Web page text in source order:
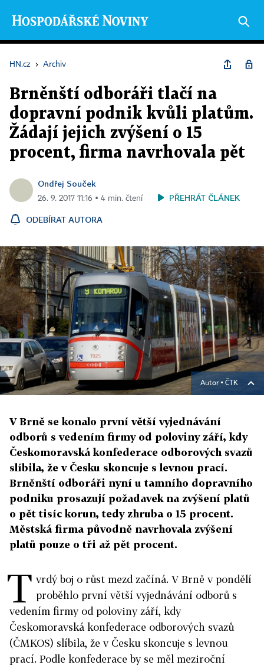
HN.cz › Archiv
Brněnští odboráři tlačí na
dopravní podnik kvůli platům.
Žádají jejich zvýšení o 15
procent, firma navrhovala pět
Ondřej Souček
26. 9. 2017 11:16 ▪ 4 min. čtení PŘEHRÁT ČLÁNEK
ODEBÍRAT AUTORA
Autor ▪ ČTK
V Brně se konalo první větší vyjednávání
odborů s vedením firmy od poloviny září, kdy
Českomoravská konfederace odborových svazů
slíbila, že v Česku skoncuje s levnou prací.
Brněnští odboráři nyní u tamního dopravního
podniku prosazují požadavek na zvýšení platů
o pět tisíc korun, tedy zhruba o 15 procent.
Městská firma původně navrhovala zvýšení
platů pouze o tři až pět procent.
T vrdý boj o růst mezd začíná. V Brně v pondělí
proběhlo první větší vyjednávání odborů s
vedením firmy od poloviny září, kdy
Českomoravská konfederace odborových svazů
(ČMKOS) slíbila, že v Česku skoncuje s levnou
prací. Podle konfederace by se měl meziroční